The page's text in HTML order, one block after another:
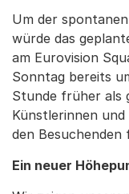
Um der
würde das
am Eurovision
Sonntag bereits
Stunde früher als
Künstlerinnen
den Besuchenden
Ein neuer